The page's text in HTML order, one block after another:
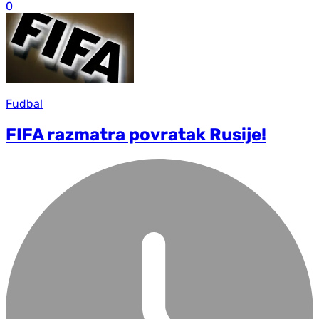
0
Fudbal
FIFA razmatra povratak Rusije!